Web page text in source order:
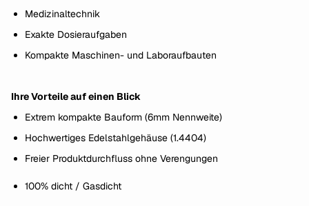
Medizinaltechnik
Exakte Dosieraufgaben
Kompakte Maschinen- und Laboraufbauten
Ihre Vorteile auf einen Blick
Extrem kompakte Bauform (6mm Nennweite)
Hochwertiges Edelstahlgehäuse (1.4404)
Freier Produktdurchfluss ohne Verengungen
100% dicht / Gasdicht